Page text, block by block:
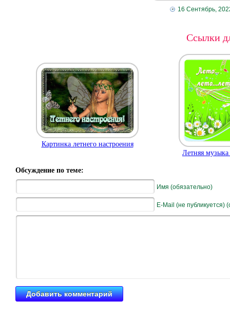
16 Сентябрь,
Ссылки
Картинка летнего настроения
Летняя
Обсуждение по теме:
Имя (обязательно)
E-Mail (не публикуется)